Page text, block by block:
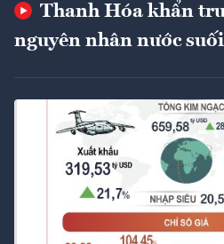
Thanh Hóa khẩn
nguyên nhân nước